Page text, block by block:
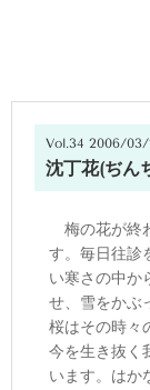
Vol.34 2006/03/
沈丁花(ぢん
梅の花が終
す。毎日往診
い寒さの中か
せ、雪をかぶ
桜はその時々
今を生き抜く
います。はか